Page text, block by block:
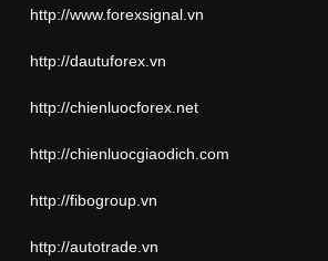
http://www.forexsignal.vn
http://dautuforex.vn
http://chienluocforex.net
http://chienluocgiaodich.com
http://fibogroup.vn
http://autotrade.vn